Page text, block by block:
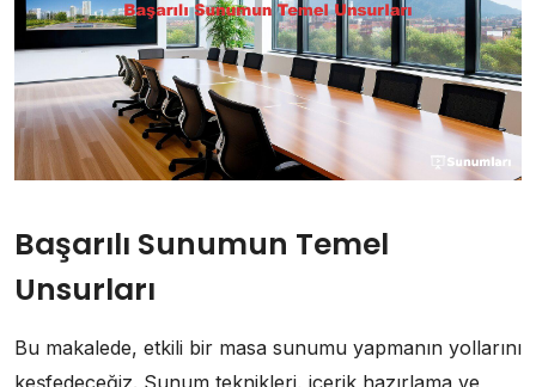
Başarılı Sunumun Temel
Unsurları
Bu makalede, etkili bir masa sunumu yapmanın yollarını
keşfedeceğiz. Sunum teknikleri, içerik hazırlama ve